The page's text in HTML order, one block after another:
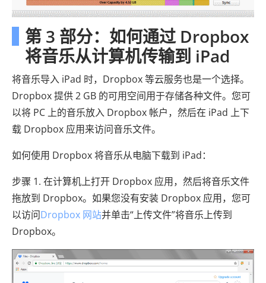
第 3 部分：如何通过 Dropbox
将音乐从计算机传输到 iPad
将音乐导入 iPad 时，Dropbox 等云服务也是一个选择。
Dropbox 提供 2 GB 的可用空间用于存储各种文件。您可
以将 PC 上的音乐放入 Dropbox 帐户，然后在 iPad 上下
载 Dropbox 应用来访问音乐文件。
如何使用 Dropbox 将音乐从电脑下载到 iPad：
步骤 1. 在计算机上打开 Dropbox 应用，然后将音乐文件
拖放到 Dropbox。如果您没有安装 Dropbox 应用，您可
以访问Dropbox 网站并单击“上传文件”将音乐上传到
Dropbox。